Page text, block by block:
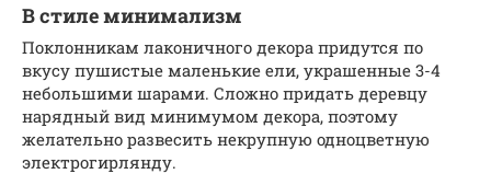
В стиле минимализм
Поклонникам лаконичного декора придутся по
вкусу пушистые маленькие ели, украшенные 3-4
небольшими шарами. Сложно придать деревцу
нарядный вид минимумом декора, поэтому
желательно развесить некрупную одноцветную
электрогирлянду.